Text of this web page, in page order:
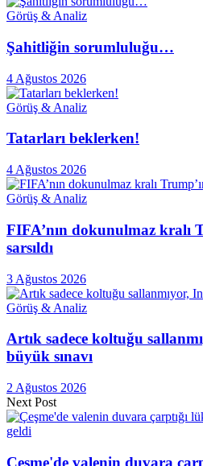
Görüş & Analiz
Şahitliğin sorumluluğu…
4 Ağustos 2026
Görüş & Analiz
Tatarları beklerken!
4 Ağustos 2026
Görüş & Analiz
FIFA’nın dokunulmaz kralı
sarsıldı
3 Ağustos 2026
Görüş & Analiz
Artık sadece koltuğu
büyük sınavı
2 Ağustos 2026
Next Post
Çeşme'de valenin duvara